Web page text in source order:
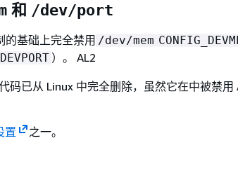
和 /dev/port
的基础上完全禁用 /dev/mem
）。 AL2
码已从 Linux 中完全删除，虽然它在中被禁用
置 之一。